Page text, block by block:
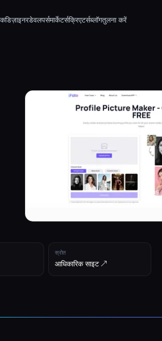
डिज़ाइनरडेवलपर्समार्केटर्सक्रिएटर्सब्लॉगतुलना करें
स्रोत
आधिकारिक साइट ↗︎